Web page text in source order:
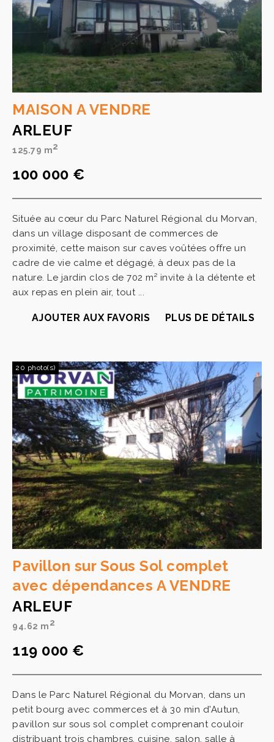
MAISON A VENDRE
ARLEUF
125.79 m2
100 000 €
Située au cœur du Parc Naturel Régional du Morvan,
dans un village disposant de commerces de
proximité, cette maison sur caves voûtées offre un
cadre de vie calme et dégagé, à deux pas de la
nature. Le jardin clos de 702 m² invite à la détente et
aux repas en plein air, tout ...
AJOUTER AUX FAVORIS PLUS DE DÉTAILS
20 photo(s)
Pavillon sur Sous Sol complet
avec dépendances A VENDRE
ARLEUF
94.62 m2
119 000 €
Dans le Parc Naturel Régional du Morvan, dans un
petit bourg avec commerces et à 30 min d'Autun,
pavillon sur sous sol complet comprenant couloir
distribuant trois chambres, cuisine, salon, salle à